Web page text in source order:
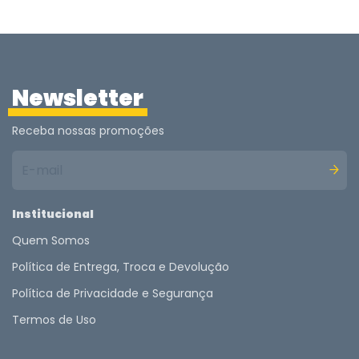
Newsletter
Receba nossas promoções
Institucional
Quem Somos
Política de Entrega, Troca e Devolução
Política de Privacidade e Segurança
Termos de Uso